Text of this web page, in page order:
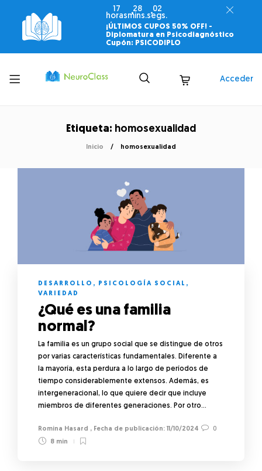
17
horas
28
mins.
02
segs.
¡ÚLTIMOS CUPOS 50% OFF! -
Diplomatura en Psicodiagnóstico
Cupón: PSICODIPLO
Toggle
menu
Acceder
Etiqueta: homosexualidad
Inicio homosexualidad
DESARROLLO , PSICOLOGÍA SOCIAL ,
VARIEDAD
¿Qué es una familia
normal?
La familia es un grupo social que se distingue de otros
por varias características fundamentales. Diferente a
la mayoría, esta perdura a lo largo de períodos de
tiempo considerablemente extensos. Además, es
intergeneracional, lo que quiere decir que incluye
miembros de diferentes generaciones. Por otro…
Romina Hasard , 11/10/2024
0
8 min